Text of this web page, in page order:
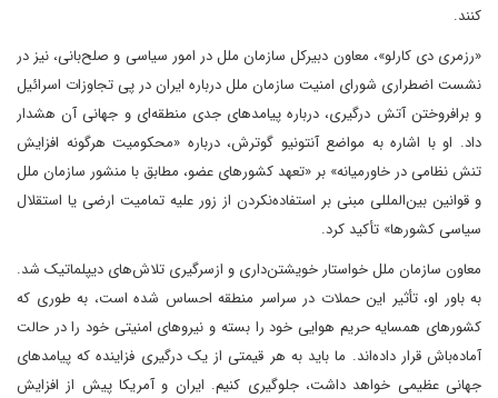
کنند.
«رزمری دی کارلو»، معاون دبیرکل سازمان ملل در امور سیاسی و صلح‌بانی، نیز در
نشست اضطراری شورای امنیت سازمان ملل درباره ایران در پی تجاوزات اسرائیل
و برافروختن آتش درگیری، درباره پیامدهای جدی منطقه‌ای و جهانی آن هشدار
داد. او با اشاره به مواضع آنتونیو گوترش، درباره «محکومیت هرگونه افزایش
تنش نظامی در خاورمیانه» بر «تعهد کشورهای عضو، مطابق با منشور سازمان ملل
و قوانین بین‌المللی مبنی بر استفاده‌نکردن از زور علیه تمامیت ارضی یا استقلال
سیاسی کشورها» تأکید کرد.
معاون سازمان ملل خواستار خویشتن‌داری و ازسرگیری تلاش‌های دیپلماتیک شد.
به باور او، تأثیر این حملات در سراسر منطقه احساس شده است، به ‎طوری که
کشورهای همسایه حریم هوایی خود را بسته و نیروهای امنیتی خود را در حالت
آماده‌باش قرار داده‌اند. ما باید به هر قیمتی از یک درگیری فزاینده که پیامدهای
جهانی عظیمی خواهد داشت، جلوگیری کنیم. ایران و آمریکا پیش از افزایش